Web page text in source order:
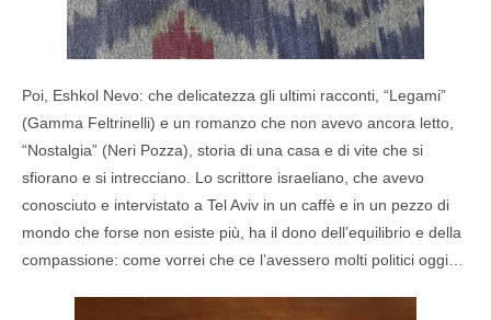
Poi, Eshkol Nevo: che delicatezza gli ultimi racconti, “Legami”
(Gamma Feltrinelli) e un romanzo che non avevo ancora letto,
“Nostalgia” (Neri Pozza), storia di una casa e di vite che si
sfiorano e si intrecciano. Lo scrittore israeliano, che avevo
conosciuto e intervistato a Tel Aviv in un caffè e in un pezzo di
mondo che forse non esiste più, ha il dono dell’equilibrio e della
compassione: come vorrei che ce l’avessero molti politici oggi…